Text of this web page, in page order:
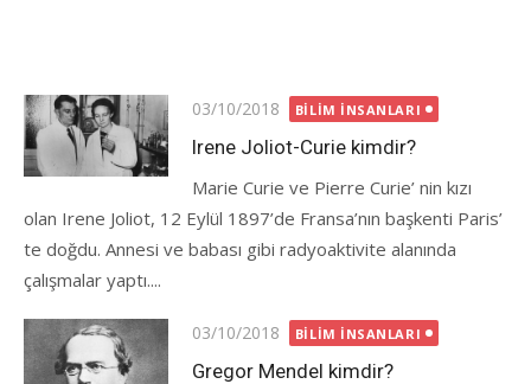
Posted
on
03/10/2018 BILIM İNSANLARI
Irene Joliot-Curie kimdir?
Marie Curie ve Pierre Curie’ nin kızı
olan Irene Joliot, 12 Eylül 1897’de Fransa’nın başkenti Paris’
te doğdu. Annesi ve babası gibi radyoaktivite alanında
çalışmalar yaptı....
Posted
on
03/10/2018 BILIM İNSANLARI
Gregor Mendel kimdir?